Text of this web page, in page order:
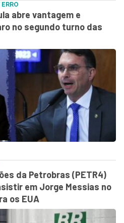
abre vantagem e
no segundo turno das
da Petrobras (PETR4)
em Jorge Messias no
os EUA